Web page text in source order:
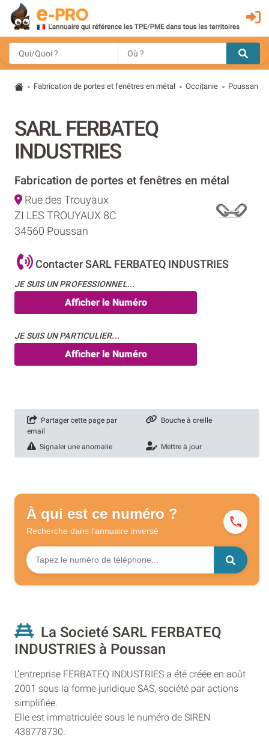
> Fabrication de portes et fenêtres en métal > Occitanie > Poussan
SARL FERBATEQ
INDUSTRIES
Fabrication de portes et fenêtres en métal
Rue des Trouyaux
ZI LES TROUYAUX 8C
34560 Poussan
Contacter SARL FERBATEQ INDUSTRIES
JE SUIS UN PROFESSIONNEL...
Afficher le Numéro
JE SUIS UN PARTICULIER...
Afficher le Numéro
Partager cette page par
email
Bouche à oreille
Signaler une anomalie Mettre à jour
À qui est ce numéro ?
Recherche dans l'annuaire inversé
La Societé SARL FERBATEQ
INDUSTRIES à Poussan
L’entreprise FERBATEQ INDUSTRIES a été créée en août
2001 sous la forme juridique SAS, société par actions
simplifiée.
Elle est immatriculée sous le numéro de SIREN
438778730.